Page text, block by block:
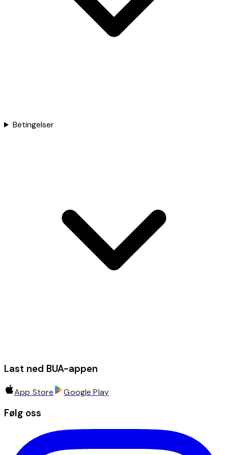
Betingelser
Last ned BUA-appen
App Store Google Play
Følg oss